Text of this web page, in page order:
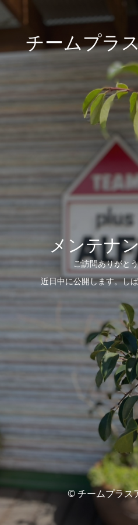
チームプラ
メンテナ
ご訪問ありがと
近日中に公開します。し
© チームプラス